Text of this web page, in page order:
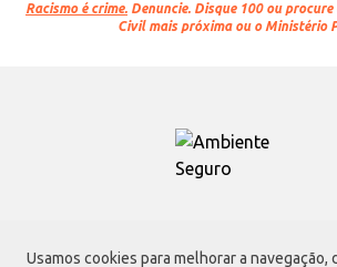
Usamos cookies para melhorar a navegação,
Racismo é crime. Denuncie. Disque 100 ou
Civil mais próxima ou o Ministério
Atacadão S.A.